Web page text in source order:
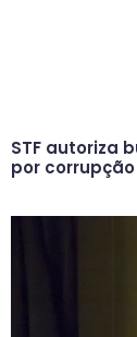
STF autoriza
por corrupção